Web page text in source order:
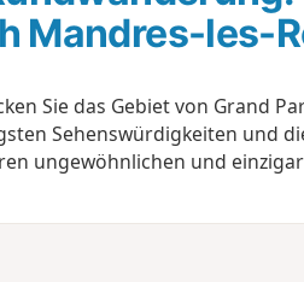
Mandres-les-
Sie das Gebiet von Grand
Sehenswürdigkeiten und
ungewöhnlichen und